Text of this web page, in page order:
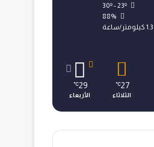
88%
1.3 كيلومتر/ساعة
27
℃
الثلاثاء
29
℃
الأربعاء